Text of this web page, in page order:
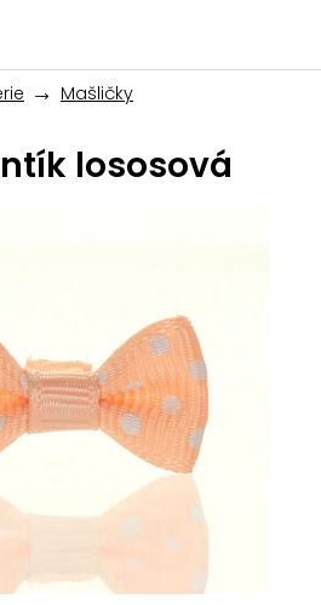
Mašličky
lososová